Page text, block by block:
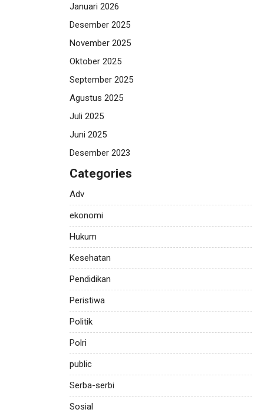
Januari 2026
Desember 2025
November 2025
Oktober 2025
September 2025
Agustus 2025
Juli 2025
Juni 2025
Desember 2023
Categories
Adv
ekonomi
Hukum
Kesehatan
Pendidikan
Peristiwa
Politik
Polri
public
Serba-serbi
Sosial